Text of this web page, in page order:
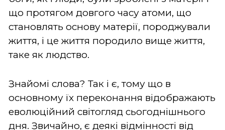
що протягом довгого часу атоми, що
становлять основу матерії, породжували
життя, і це життя породило вище життя,
таке як людство.
Знайомі слова? Так і є, тому що в
основному їх переконання відображають
еволюційний світогляд сьогоднішнього
дня. Звичайно, є деякі відмінності від